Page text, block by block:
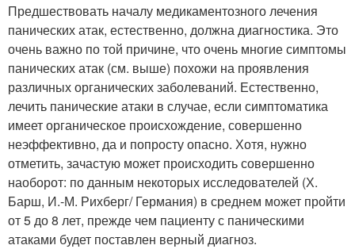
Предшествовать началу медикаментозного лечения
панических атак, естественно, должна диагностика. Это
очень важно по той причине, что очень многие симптомы
панических атак (см. выше) похожи на проявления
различных органических заболеваний. Естественно,
лечить панические атаки в случае, если симптоматика
имеет органическое происхождение, совершенно
неэффективно, да и попросту опасно. Хотя, нужно
отметить, зачастую может происходить совершенно
наоборот: по данным некоторых исследователей (Х.
Барш, И.-М. Рихберг/ Германия) в среднем может пройти
от 5 до 8 лет, прежде чем пациенту с паническими
атаками будет поставлен верный диагноз.